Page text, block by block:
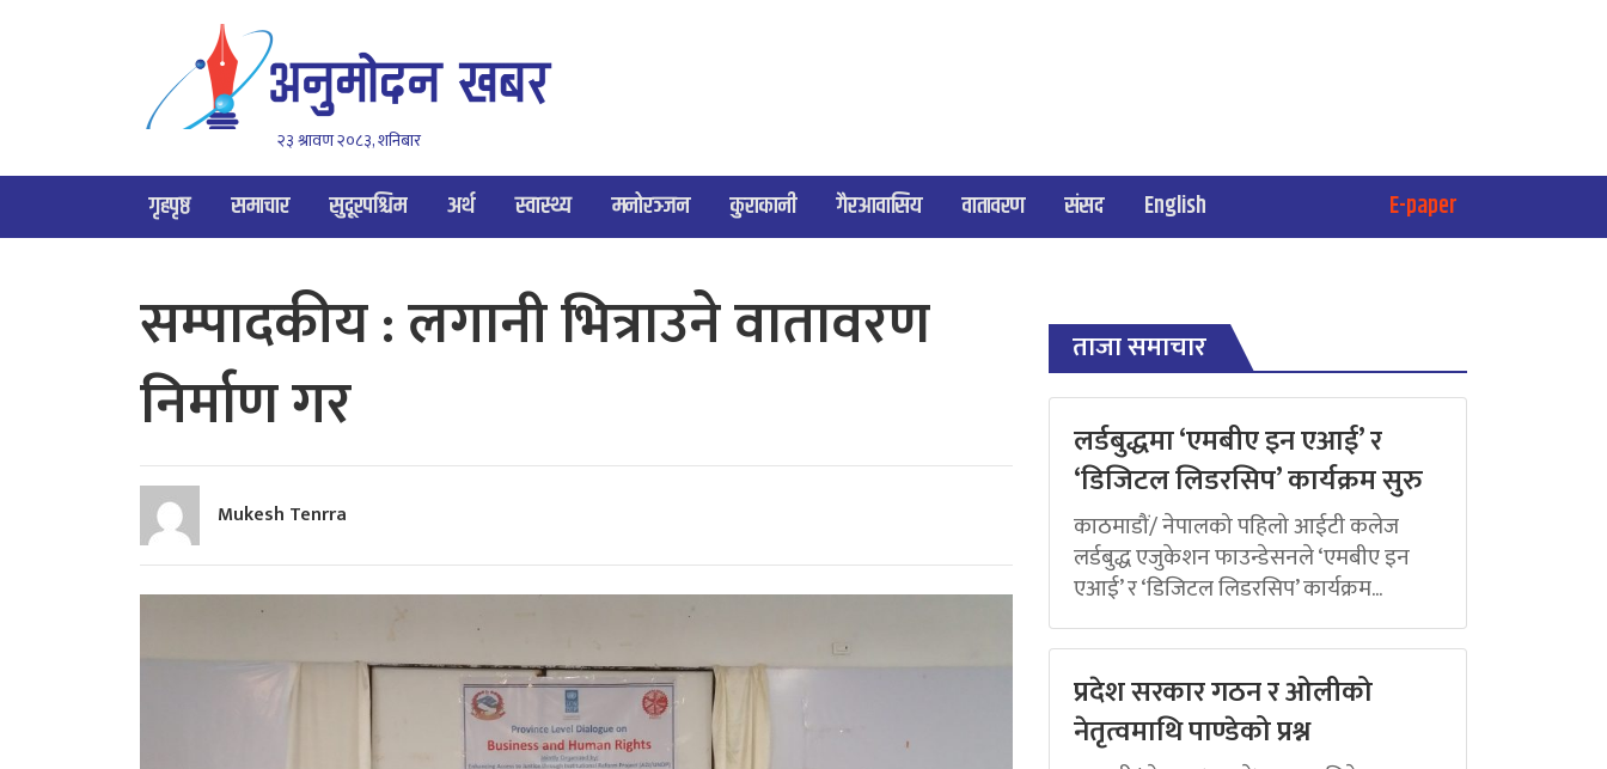
२३ श्रावण २०८३, शनिबार
गृहपृष्ठ समाचार सुदूरपश्चिम अर्थ स्वास्थ्य मनोरञ्जन कुराकानी गैरआवासिय वातावरण संसद English E-paper
सम्पादकीय : लगानी भित्राउने वातावरण
निर्माण गर
Mukesh Tenrra
ताजा समाचार
लर्डबुद्धमा ‘एमबीए इन एआई’ र
‘डिजिटल लिडरसिप’ कार्यक्रम सुरु
काठमाडौं/ नेपालको पहिलो आईटी कलेज
लर्डबुद्ध एजुकेशन फाउन्डेसनले ‘एमबीए इन
एआई’ र ‘डिजिटल लिडरसिप’ कार्यक्रम...
प्रदेश सरकार गठन र ओलीको
नेतृत्वमाथि पाण्डेको प्रश्न